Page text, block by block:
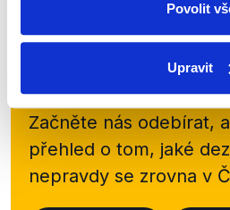
Povolit
Upravit
Přihlaste se k odběru
newsletteru nebo
kanálu, kde pravidelně
shrnutí
Začněte nás odebírat,
přehled o tom, jaké
nepravdy se zrovna v